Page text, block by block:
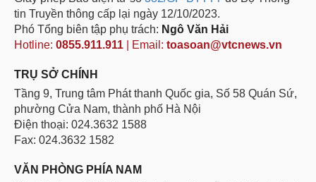
tin Truyền thông cấp lại ngày 12/10/2023.
Phó Tổng biên tập phụ trách: Ngô Văn Hải
Hotline: 0855.911.911 | Email: toasoan@vtcnews.vn
TRỤ SỞ CHÍNH
Tầng 9, Trung tâm Phát thanh Quốc gia, Số 58 Quán Sứ,
phường Cửa Nam, thành phố Hà Nội
Điện thoại: 024.3632 1588
Fax: 024.3632 1582
VĂN PHÒNG PHÍA NAM